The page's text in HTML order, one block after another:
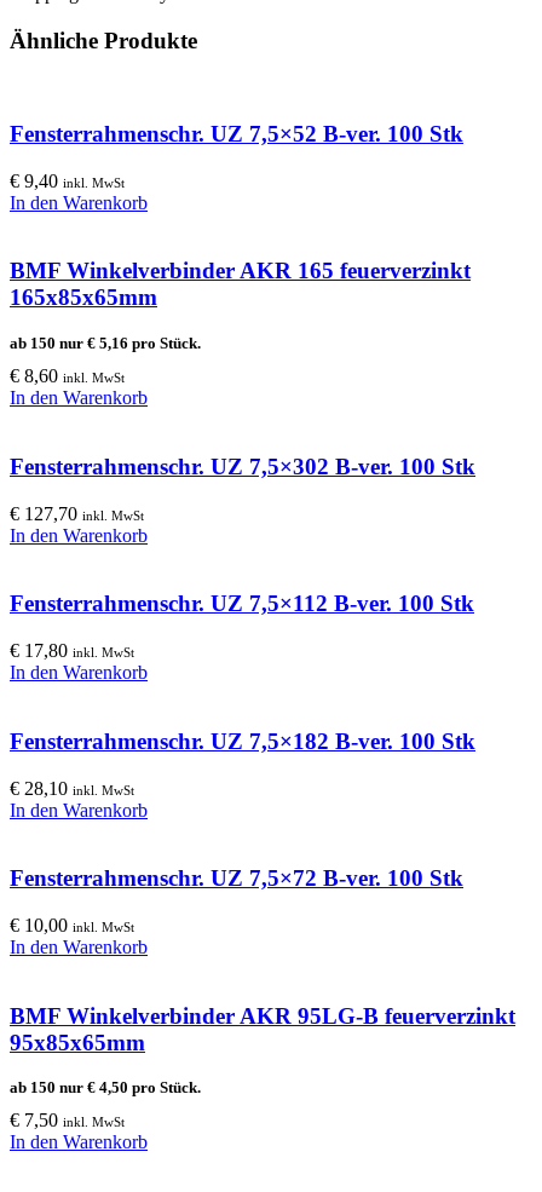
Ähnliche Produkte
Fensterrahmenschr. UZ 7,5×52 B-ver. 100 Stk
€ 9,40 inkl. MwSt
In den Warenkorb
BMF Winkelverbinder AKR 165 feuerverzinkt
165x85x65mm
ab 150 nur € 5,16 pro Stück.
€ 8,60 inkl. MwSt
In den Warenkorb
Fensterrahmenschr. UZ 7,5×302 B-ver. 100 Stk
€ 127,70 inkl. MwSt
In den Warenkorb
Fensterrahmenschr. UZ 7,5×112 B-ver. 100 Stk
€ 17,80 inkl. MwSt
In den Warenkorb
Fensterrahmenschr. UZ 7,5×182 B-ver. 100 Stk
€ 28,10 inkl. MwSt
In den Warenkorb
Fensterrahmenschr. UZ 7,5×72 B-ver. 100 Stk
€ 10,00 inkl. MwSt
In den Warenkorb
BMF Winkelverbinder AKR 95LG-B feuerverzinkt
95x85x65mm
ab 150 nur € 4,50 pro Stück.
€ 7,50 inkl. MwSt
In den Warenkorb